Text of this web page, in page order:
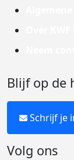
Blijf op de
Schrijf je
Volg ons